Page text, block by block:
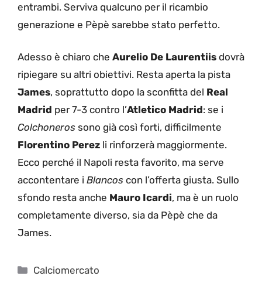
entrambi. Serviva qualcuno per il ricambio
generazione e Pèpè sarebbe stato perfetto.
Adesso è chiaro che Aurelio De Laurentiis dovrà
ripiegare su altri obiettivi. Resta aperta la pista
James, soprattutto dopo la sconfitta del Real
Madrid per 7-3 contro l’Atletico Madrid: se i
Colchoneros sono già così forti, difficilmente
Florentino Perez li rinforzerà maggiormente.
Ecco perché il Napoli resta favorito, ma serve
accontentare i Blancos con l’offerta giusta. Sullo
sfondo resta anche Mauro Icardi, ma è un ruolo
completamente diverso, sia da Pèpè che da
James.
Categorie
Calciomercato